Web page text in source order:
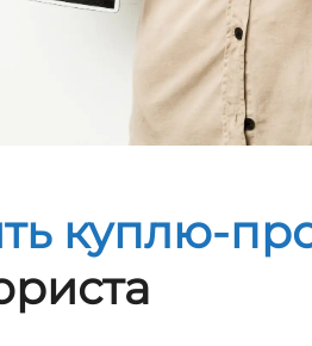
куплю-